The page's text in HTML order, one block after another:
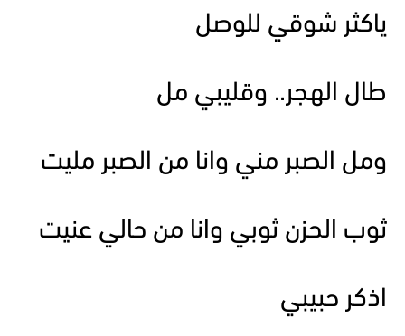
ياكثر شوقي للوصل
طال الهجر.. وقليبي مل
ومل الصبر مني وانا من الصبر مليت
ثوب الحزن ثوبي وانا من حالي عنيت
اذكر حبيبي